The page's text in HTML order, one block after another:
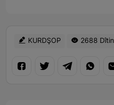
KURDŞOP 2688 Dîtin